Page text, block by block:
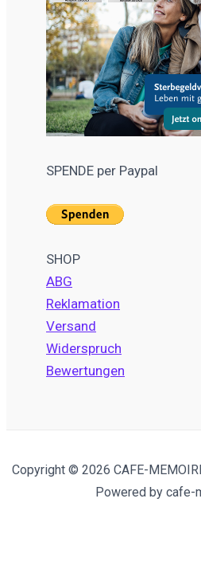
SPENDE per Paypal
SHOP
ABG
Reklamation
Versand
Widerspruch
Bewertungen
Copyright © 2026 CAFE-
Powered by cafe-